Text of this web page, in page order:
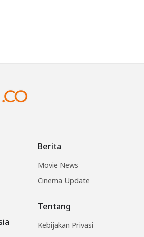
Berita
Movie News
Cinema Update
Tentang
Kebijakan Privasi